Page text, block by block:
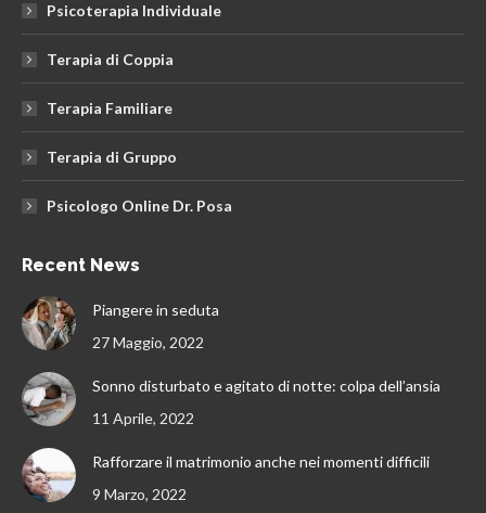
Psicoterapia Individuale
Terapia di Coppia
Terapia Familiare
Terapia di Gruppo
Psicologo Online Dr. Posa
Recent News
Piangere in seduta
27 Maggio, 2022
Sonno disturbato e agitato di notte: colpa dell’ansia
11 Aprile, 2022
Rafforzare il matrimonio anche nei momenti difficili
9 Marzo, 2022